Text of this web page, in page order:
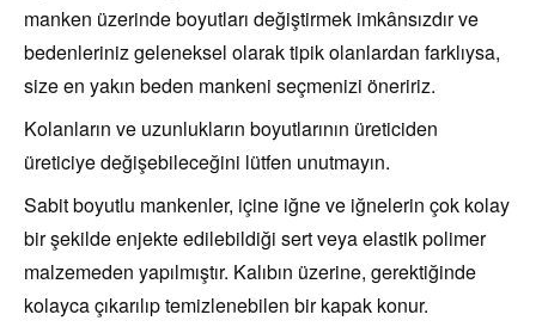
manken üzerinde boyutları değiştirmek imkânsızdır ve
bedenleriniz geleneksel olarak tipik olanlardan farklıysa,
size en yakın beden mankeni seçmenizi öneririz.
Kolanların ve uzunlukların boyutlarının üreticiden
üreticiye değişebileceğini lütfen unutmayın.
Sabit boyutlu mankenler, içine iğne ve iğnelerin çok kolay
bir şekilde enjekte edilebildiği sert veya elastik polimer
malzemeden yapılmıştır. Kalıbın üzerine, gerektiğinde
kolayca çıkarılıp temizlenebilen bir kapak konur.